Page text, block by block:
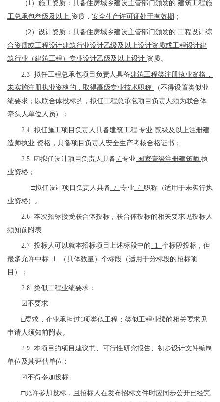
（ 1）施工资质：具备住房城乡建设主管部门颁发的 建筑工程施
工总承包叁级及以上 资质， 安全生产许可证处于有效期 ；
（2）设计资质：具备住房城乡建设主管部门颁发的 工程设计综
合资质或工程设计建筑行业设计乙级及以上设计资质或工程设计建
筑行业（建筑工程）专业设计乙级及以上设计 资质。
2.3 拟任工程总承包项目负责人具备建筑工程类注册执业资格，
未实施注册执业资格的，取得高级专业技术职称
（不得设置类似业
绩要求；以联合体投标的，拟任工程总承包项目负责人须为联合体
牵头人单位人员 ） ；
2.4 拟任施工项目负责人具备建筑工程 专业 贰级及以上注册建
造师执业 资格，具备项目负责人安全生产考核合格证书；
2.5 ☑拟任设计项目负责人具备 / 专业 国家壹级注册建筑师 执
业资格 ；
□拟任设计项目负责人具备 / 专业 / 职称 （适用于未实行执
业资格） 。
2.6 本次招标接受联合体投标，联合体投标的相关要求见投标人
须知前附表
2.7 投标人可以就本招标项目上述标段中的 1 个标段投标，但
最多允许中标 1 （具体数量） 个标段（适用于分标段的招标项
目）；
2.8 类似工程业绩要求：
☑不要求
□要求， 企业承担过1项类似工程；类似工程业绩的相关要求见
申请人须知前附表。
2.9 本项目的项目建议书、可行性研究报告、初步设计文件编制
单位及其评估单位：
☑不得参加投标
□允许参加投标，且招标人在发布招标文件时应同步公开已经完